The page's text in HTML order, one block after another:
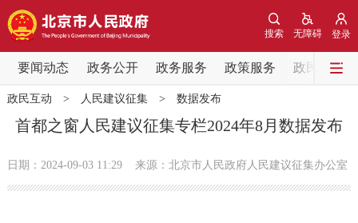
登录
无障碍
搜索
要闻动态 政务公开 政务服务 政策服务 政民互动
要闻动态
党中央精神 国务院信息
政民互动 > 人民建议征集> 数据发布
首都之窗人民建议征集专栏2024年8月数据发布
日期：2024-09-03 11:29 来源：北京市人民政府人民建议征集办公室